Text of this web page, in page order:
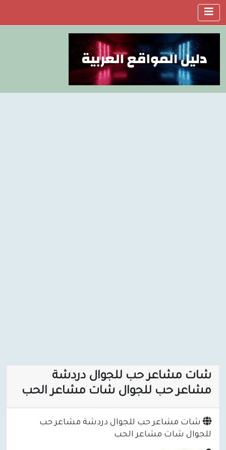
شات مشاعر حب للجوال دردشة
مشاعر حب للجوال شات مشاعر الحب
شات مشاعر حب للجوال دردشة مشاعر حب
للجوال شات مشاعر الحب